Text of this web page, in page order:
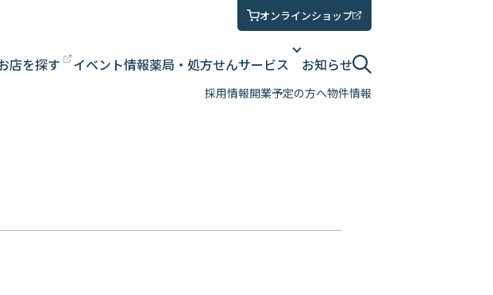
オンラインショップ
店を探す イベント情報薬局・処方せんサービス お知らせ
採用情報開業予定の方へ物件情報